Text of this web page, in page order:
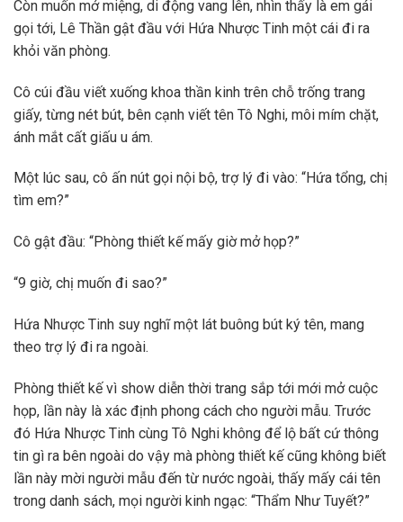
Còn muốn mở miệng, di động vang lên, nhìn thấy là em gái
gọi tới, Lê Thần gật đầu với Hứa Nhược Tinh một cái đi ra
khỏi văn phòng.
Cô cúi đầu viết xuống khoa thần kinh trên chỗ trống trang
giấy, từng nét bút, bên cạnh viết tên Tô Nghi, môi mím chặt,
ánh mắt cất giấu u ám.
Một lúc sau, cô ấn nút gọi nội bộ, trợ lý đi vào: “Hứa tổng, chị
tìm em?”
Cô gật đầu: “Phòng thiết kế mấy giờ mở họp?”
“9 giờ, chị muốn đi sao?”
Hứa Nhược Tinh suy nghĩ một lát buông bút ký tên, mang
theo trợ lý đi ra ngoài.
Phòng thiết kế vì show diễn thời trang sắp tới mới mở cuộc
họp, lần này là xác định phong cách cho người mẫu. Trước
đó Hứa Nhược Tinh cùng Tô Nghi không để lộ bất cứ thông
tin gì ra bên ngoài do vậy mà phòng thiết kế cũng không biết
lần này mời người mẫu đến từ nước ngoài, thấy mấy cái tên
trong danh sách, mọi người kinh ngạc: “Thẩm Như Tuyết?”